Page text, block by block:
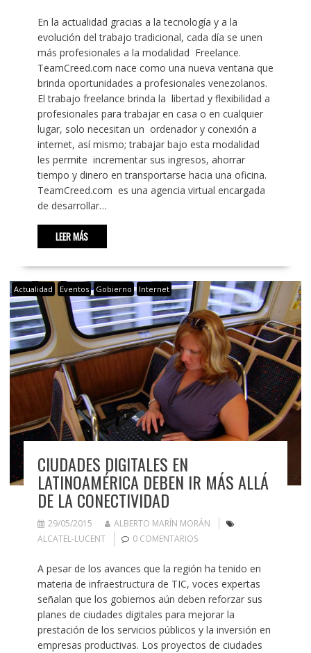
En la actualidad gracias a la tecnología y a la
evolución del trabajo tradicional, cada día se unen
más profesionales a la modalidad Freelance.
TeamCreed.com nace como una nueva ventana que
brinda oportunidades a profesionales venezolanos.
El trabajo freelance brinda la libertad y flexibilidad a
profesionales para trabajar en casa o en cualquier
lugar, solo necesitan un ordenador y conexión a
internet, así mismo; trabajar bajo esta modalidad
les permite incrementar sus ingresos, ahorrar
tiempo y dinero en transportarse hacia una oficina.
TeamCreed.com es una agencia virtual encargada
de desarrollar…
LEER MÁS
Actualidad Eventos Gobierno Internet
CIUDADES DIGITALES EN
LATINOAMÉRICA DEBEN IR MÁS ALLÁ
DE LA CONECTIVIDAD
29/05/2015
ALBERTO MARÍN MORÁN
ALCATEL-LUCENT
0 COMENTARIOS
A pesar de los avances que la región ha tenido en
materia de infraestructura de TIC, voces expertas
señalan que los gobiernos aún deben reforzar sus
planes de ciudades digitales para mejorar la
prestación de los servicios públicos y la inversión en
empresas productivas. Los proyectos de ciudades